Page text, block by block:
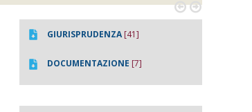
 
GIURISPRUDENZA[41]
DOCUMENTAZIONE [7]